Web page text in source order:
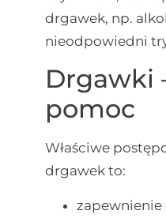
drgawek, np.
nieodpowiedni
Drgawki
pomoc
Właściwe
drgawek to: